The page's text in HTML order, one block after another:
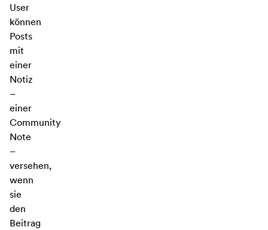
User
können
Posts
mit
einer
Notiz
–
einer
Community
Note
–
versehen,
wenn
sie
den
Beitrag